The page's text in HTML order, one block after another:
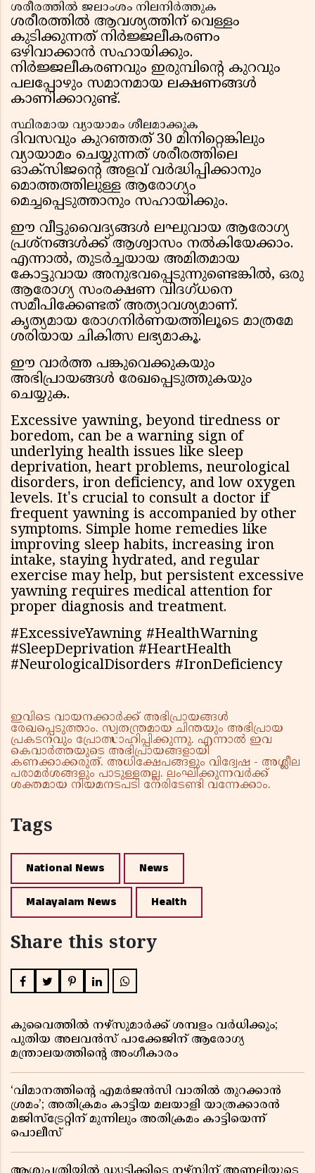
ശരീരത്തിൽ ജലാംശം നിലനിർത്തുക
ശരീരത്തിൽ ആവശ്യത്തിന് വെള്ളം
കുടിക്കുന്നത് നിർജ്ജലീകരണം
ഒഴിവാക്കാൻ സഹായിക്കും.
നിർജ്ജലീകരണവും ഇരുമ്പിന്റെ കുറവും
പലപ്പോഴും സമാനമായ ലക്ഷണങ്ങൾ
കാണിക്കാറുണ്ട്.
സ്ഥിരമായ വ്യായാമം ശീലമാക്കുക
ദിവസവും കുറഞ്ഞത് 30 മിനിറ്റെങ്കിലും
വ്യായാമം ചെയ്യുന്നത് ശരീരത്തിലെ
ഓക്സിജന്റെ അളവ് വർദ്ധിപ്പിക്കാനും
മൊത്തത്തിലുള്ള ആരോഗ്യം
മെച്ചപ്പെടുത്താനും സഹായിക്കും.
ഈ വീട്ടുവൈദ്യങ്ങൾ ലഘുവായ ആരോഗ്യ
പ്രശ്നങ്ങൾക്ക് ആശ്വാസം നൽകിയേക്കാം.
എന്നാൽ, തുടർച്ചയായ അമിതമായ
കോട്ടുവായ അനുഭവപ്പെടുന്നുണ്ടെങ്കിൽ, ഒരു
ആരോഗ്യ സംരക്ഷണ വിദഗ്ധനെ
സമീപിക്കേണ്ടത് അത്യാവശ്യമാണ്.
കൃത്യമായ രോഗനിർണയത്തിലൂടെ മാത്രമേ
ശരിയായ ചികിത്സ ലഭ്യമാകൂ.
ഈ വാർത്ത പങ്കുവെക്കുകയും
അഭിപ്രായങ്ങൾ രേഖപ്പെടുത്തുകയും
ചെയ്യുക.
Excessive yawning, beyond tiredness or
boredom, can be a warning sign of
underlying health issues like sleep
deprivation, heart problems, neurological
disorders, iron deficiency, and low oxygen
levels. It's crucial to consult a doctor if
frequent yawning is accompanied by other
symptoms. Simple home remedies like
improving sleep habits, increasing iron
intake, staying hydrated, and regular
exercise may help, but persistent excessive
yawning requires medical attention for
proper diagnosis and treatment.
#ExcessiveYawning #HealthWarning
#SleepDeprivation #HeartHealth
#NeurologicalDisorders #IronDeficiency
ഇവിടെ വായനക്കാർക്ക് അഭിപ്രായങ്ങൾ
രേഖപ്പെടുത്താം. സ്വതന്ത്രമായ ചിന്തയും അഭിപ്രായ
പ്രകടനവും പ്രോത്സാഹിപ്പിക്കുന്നു. എന്നാൽ ഇവ
കെവാർത്തയുടെ അഭിപ്രായങ്ങളായി
കണക്കാക്കരുത്. അധിക്ഷേപങ്ങളും വിദ്വേഷ - അശ്ലീല
പരാമർശങ്ങളും പാടുള്ളതല്ല. ലംഘിക്കുന്നവർക്ക്
ശക്തമായ നിയമനടപടി നേരിടേണ്ടി വന്നേക്കാം.
Tags
National News News
Malayalam News Health
Share this story
കുവൈത്തിൽ നഴ്‌സുമാർക്ക് ശമ്പളം വർധിക്കും;
പുതിയ അലവൻസ് പാക്കേജിന് ആരോഗ്യ
മന്ത്രാലയത്തിൻ്റെ അംഗീകാരം
‘വിമാനത്തിൻ്റെ എമർജൻസി വാതിൽ തുറക്കാൻ
ശ്രമം’; അതിക്രമം കാട്ടിയ മലയാളി യാത്രക്കാരൻ
മജിസ്ട്രേറ്റിന് മുന്നിലും അതിക്രമം കാട്ടിയെന്ന്
പൊലീസ്